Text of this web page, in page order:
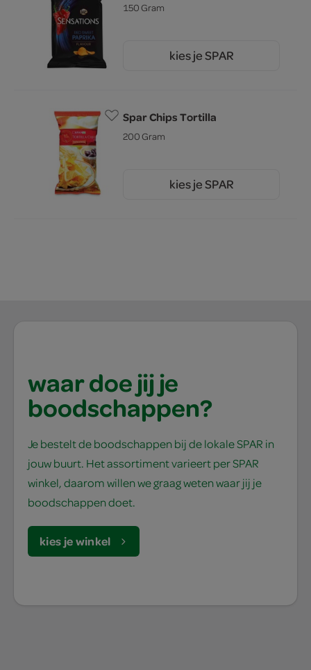
150 Gram
kies je SPAR
Spar Chips Tortilla
200 Gram
kies je SPAR
waar doe jij je
boodschappen?
Je bestelt de boodschappen bij de lokale SPAR in
jouw buurt. Het assortiment varieert per SPAR
winkel, daarom willen we graag weten waar jij je
boodschappen doet.
kies je winkel